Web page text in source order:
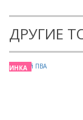
ДРУГИЕ